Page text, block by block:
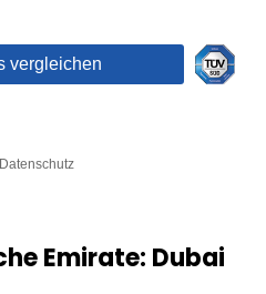
Emirate: Dubai